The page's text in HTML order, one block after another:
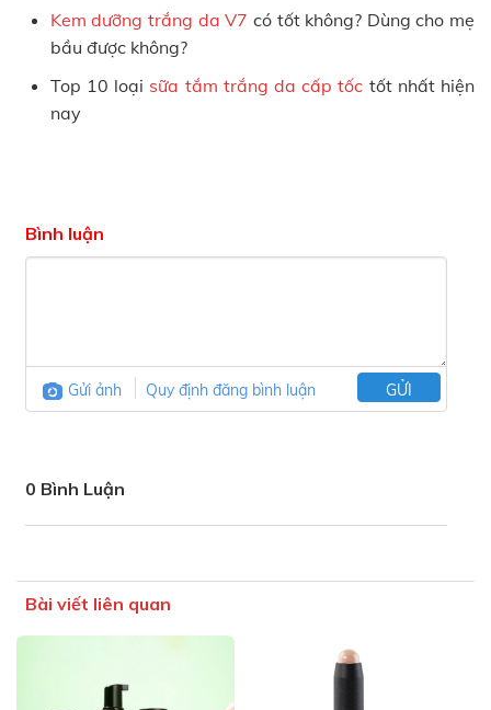
Kem dưỡng trắng da V7 có tốt không? Dùng cho mẹ
bầu được không?
Top 10 loại sữa tắm trắng da cấp tốc tốt nhất hiện
nay
Bình luận
Gửi ảnh Quy định đăng bình luận GỬI
0 Bình Luận
Bài viết liên quan